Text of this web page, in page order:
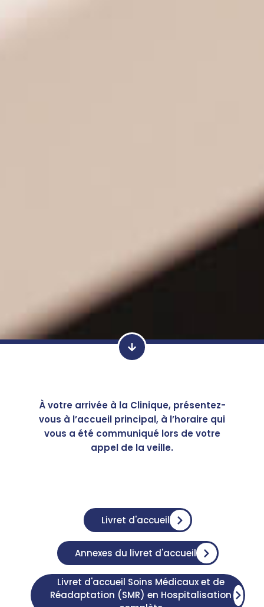
À votre arrivée à la Clinique, présentez-
vous à l’accueil principal, à l’horaire qui
vous a été communiqué lors de votre
appel de la veille.
Livret d'accueil
Annexes du livret d'accueil
Livret d'accueil Soins Médicaux et de
Réadaptation (SMR) en Hospitalisation